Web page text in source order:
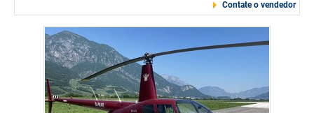
Contate o vendedor